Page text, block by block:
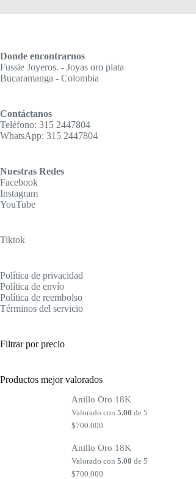
Donde encontrarnos
Fussie Joyeros. - Joyas oro plata
Bucaramanga - Colombia
Contáctanos
Teléfono: 315 2447804
WhatsApp: 315 2447804
Nuestras Redes
Facebook
Instagram
YouTube
Tiktok
Política de privacidad
Política de envío
Política de reembolso
Términos del servicio
Filtrar por precio
Productos mejor valorados
Anillo Oro 18K
Valorado con5.00 de 5
$700.000
Anillo Oro 18K
Valorado con5.00 de 5
$700.000